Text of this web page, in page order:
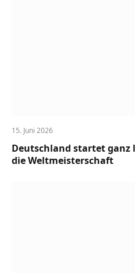
15. Juni 2026
Deutschland startet ganz
die Weltmeisterschaft